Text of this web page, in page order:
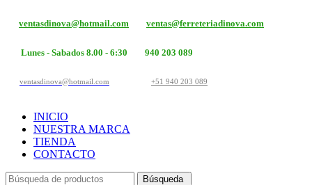
ventasdinova@hotmail.com ventas@ferreteriadinova.com
Lunes - Sabados 8.00 - 6:30 940 203 089
ventasdinova@hotmail.com +51 940 203 089
INICIO
NUESTRA MARCA
TIENDA
CONTACTO
Búsqueda